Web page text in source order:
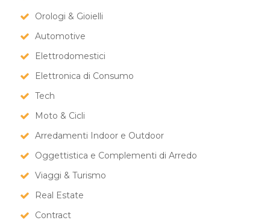
Orologi & Gioielli
Automotive
Elettrodomestici
Elettronica di Consumo
Tech
Moto & Cicli
Arredamenti Indoor e Outdoor
Oggettistica e Complementi di Arredo
Viaggi & Turismo
Real Estate
Contract